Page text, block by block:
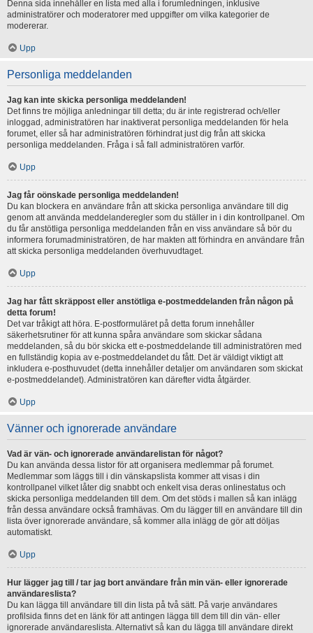
Denna sida innehåller en lista med alla i forumledningen, inklusive
administratörer och moderatorer med uppgifter om vilka kategorier de
modererar.
Upp
Personliga meddelanden
Jag kan inte skicka personliga meddelanden!
Det finns tre möjliga anledningar till detta; du är inte registrerad och/eller
inloggad, administratören har inaktiverat personliga meddelanden för hela
forumet, eller så har administratören förhindrat just dig från att skicka
personliga meddelanden. Fråga i så fall administratören varför.
Upp
Jag får oönskade personliga meddelanden!
Du kan blockera en användare från att skicka personliga användare till dig
genom att använda meddelanderegler som du ställer in i din kontrollpanel. Om
du får anstötliga personliga meddelanden från en viss användare så bör du
informera forumadministratören, de har makten att förhindra en användare från
att skicka personliga meddelanden överhuvudtaget.
Upp
Jag har fått skräppost eller anstötliga e-postmeddelanden från någon på
detta forum!
Det var tråkigt att höra. E-postformuläret på detta forum innehåller
säkerhetsrutiner för att kunna spåra användare som skickar sådana
meddelanden, så du bör skicka ett e-postmeddelande till administratören med
en fullständig kopia av e-postmeddelandet du fått. Det är väldigt viktigt att
inkludera e-posthuvudet (detta innehåller detaljer om användaren som skickat
e-postmeddelandet). Administratören kan därefter vidta åtgärder.
Upp
Vänner och ignorerade användare
Vad är vän- och ignorerade användarelistan för något?
Du kan använda dessa listor för att organisera medlemmar på forumet.
Medlemmar som läggs till i din vänskapslista kommer att visas i din
kontrollpanel vilket låter dig snabbt och enkelt visa deras onlinestatus och
skicka personliga meddelanden till dem. Om det stöds i mallen så kan inlägg
från dessa användare också framhävas. Om du lägger till en användare till din
lista över ignorerade användare, så kommer alla inlägg de gör att döljas
automatiskt.
Upp
Hur lägger jag till / tar jag bort användare från min vän- eller ignorerade
användareslista?
Du kan lägga till användare till din lista på två sätt. På varje användares
profilsida finns det en länk för att antingen lägga till dem till din vän- eller
ignorerade användareslista. Alternativt så kan du lägga till användare direkt